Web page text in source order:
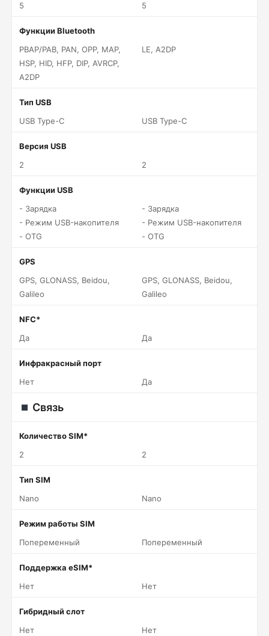
5
5
Функции Bluetooth
PBAP/PAB, PAN, OPP, MAP,
HSP, HID, HFP, DIP, AVRCP,
A2DP
LE, A2DP
Тип USB
USB Type-C
USB Type-C
Версия USB
2
2
Функции USB
- Зарядка
- Режим USB-накопителя
- OTG
- Зарядка
- Режим USB-накопителя
- OTG
GPS
GPS, GLONASS, Beidou,
Galileo
GPS, GLONASS, Beidou,
Galileo
NFC*
Да
Да
Инфракрасный порт
Нет
Да
Связь
Количество SIM*
2
2
Тип SIM
Nano
Nano
Режим работы SIM
Попеременный
Попеременный
Поддержка eSIM*
Нет
Нет
Гибридный слот
Нет
Нет